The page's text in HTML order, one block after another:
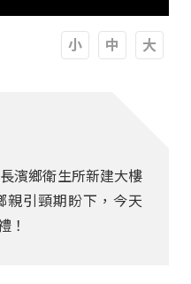
濱鄉衛生所新建大樓
親引頸期盼下，今天
！